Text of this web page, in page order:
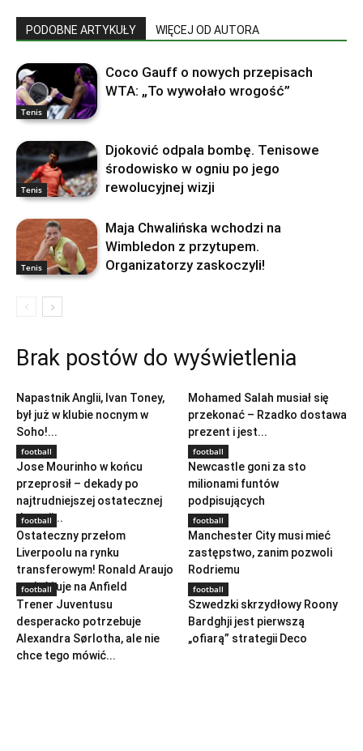
PODOBNE ARTYKUŁY WIĘCEJ OD AUTORA
Tenis
Coco Gauff o nowych przepisach
WTA: „To wywołało wrogość”
Tenis
Djoković odpala bombę. Tenisowe
środowisko w ogniu po jego
rewolucyjnej wizji
Tenis
Maja Chwalińska wchodzi na
Wimbledon z przytupem.
Organizatorzy zaskoczyli!
Brak postów do wyświetlenia
Napastnik Anglii, Ivan Toney,
był już w klubie nocnym w
Soho!...
Mohamed Salah musiał się
przekonać – Rzadko dostawa
prezent i jest...
football
Jose Mourinho w końcu
przeprosił – dekady po
najtrudniejszej ostatecznej
decyzji...
football
Newcastle goni za sto
milionami funtów
podpisujących
football
Ostateczny przełom
Liverpoolu na rynku
transferowym! Ronald Araujo
podróżuje na Anfield
football
Manchester City musi mieć
zastępstwo, zanim pozwoli
Rodriemu
football
Trener Juventusu
desperacko potrzebuje
Alexandra Sørlotha, ale nie
chce tego mówić...
football
Szwedzki skrzydłowy Roony
Bardghji jest pierwszą
„ofiarą” strategii Deco